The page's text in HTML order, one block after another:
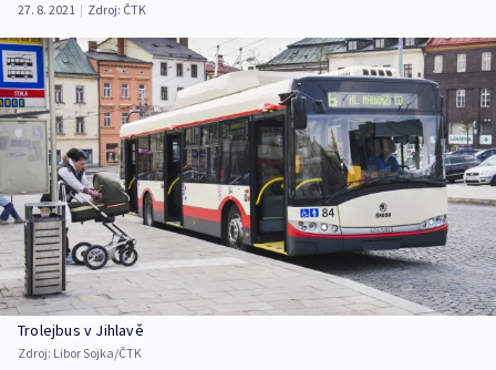
27. 8. 2021 | Zdroj: ČTK
Trolejbus v Jihlavě
Zdroj: Libor Sojka/ČTK